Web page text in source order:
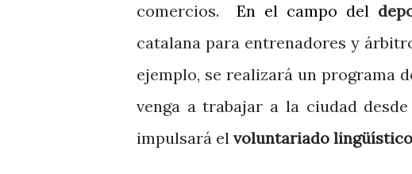
comercios.
En el campo del
catalana para entrenadores y
ejemplo, se realizará un programa
venga a trabajar a la ciudad
impulsará el voluntariado lingüístico